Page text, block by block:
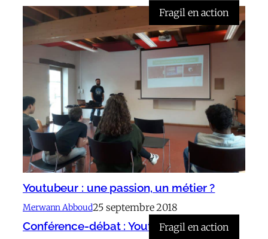
Fragil en action
Youtubeur : une passion, un métier ?
Merwann Abboud25 septembre 2018
Fragil en action
Conférence-débat : Youtubeur